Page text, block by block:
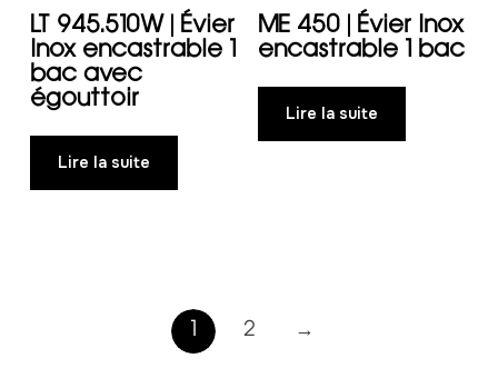
LT 945.510W | Évier
Inox encastrable 1
bac avec
égouttoir
Lire la suite
ME 450 | Évier Inox
encastrable 1 bac
Lire la suite
1 2 →